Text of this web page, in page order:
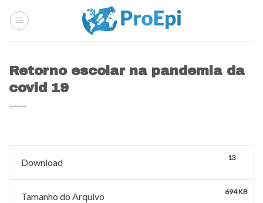
Retorno escolar na pandemia da
covid 19
Download 13
Tamanho do Arquivo 694 KB